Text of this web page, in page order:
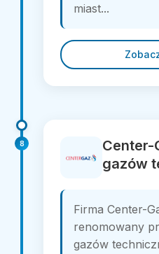
miast...
8
Center-
gazów
Firma Center-
renomowany
gazów